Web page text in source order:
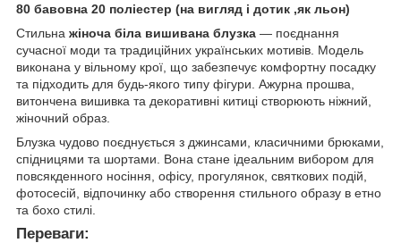
80 бавовна 20 поліестер (на вигляд і дотик ,як льон)
Стильна жіноча біла вишивана блузка — поєднання
сучасної моди та традиційних українських мотивів. Модель
виконана у вільному крої, що забезпечує комфортну посадку
та підходить для будь-якого типу фігури. Ажурна прошва,
витончена вишивка та декоративні китиці створюють ніжний,
жіночний образ.
Блузка чудово поєднується з джинсами, класичними брюками,
спідницями та шортами. Вона стане ідеальним вибором для
повсякденного носіння, офісу, прогулянок, святкових подій,
фотосесій, відпочинку або створення стильного образу в етно
та бохо стилі.
Переваги: